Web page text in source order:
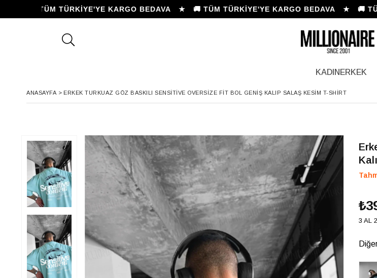
TÜM TÜRKİYE'YE KARGO BEDAVA ★🚚 TÜM TÜRKİYE'YE KARGO BEDAVA ★ 🚚 TÜM
KADIN ERKEK
ANASAYFA > ERKEK TURKUAZ GÖZ BASKILI SENSITIVE OVERSIZE FIT BOL GENIŞ KALIP SALAŞ KESIM T-SHIRT
3 AL